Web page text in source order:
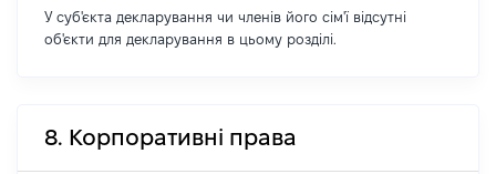
У суб'єкта декларування чи членів його сім'ї відсутні
об'єкти для декларування в цьому розділі.
8. Корпоративні права